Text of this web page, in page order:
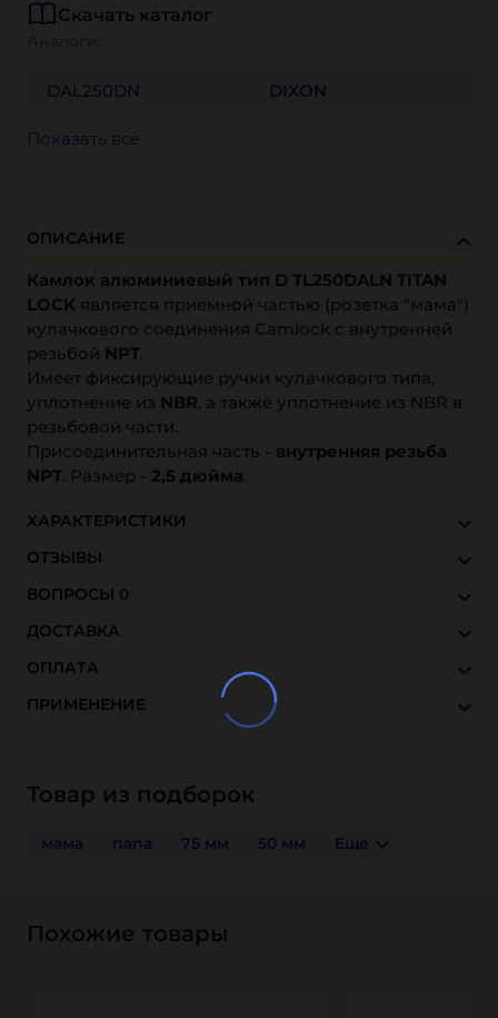
Скачать каталог
DAL250DN DIXON
Показать всё
ОПИСАНИЕ
Камлок алюминиевый тип D TL250DALN TITAN
LOCK является приемной частью (розетка "мама")
кулачкового соединения Camlock с внутренней
резьбой NPT.
Имеет фиксирующие ручки кулачкового типа,
уплотнение из NBR, а также уплотнение из NBR в
резьбовой части.
Присоединительная часть - внутренняя резьба
NPT. Размер - 2,5 дюйма.
ХАРАКТЕРИСТИКИ
ОТЗЫВЫ
ВОПРОСЫ 0
ДОСТАВКА
ОПЛАТА
ПРИМЕНЕНИЕ
Товар из подборок
мама папа 75 мм 50 мм Еще
Похожие товары